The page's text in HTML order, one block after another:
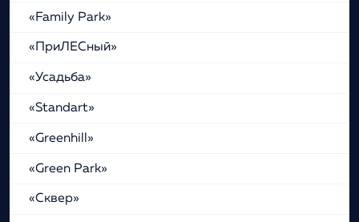
«Family Park»
«ПриЛЕСный»
«Усадьба»
«Standart»
«Greenhill»
«Green Park»
«Сквер»